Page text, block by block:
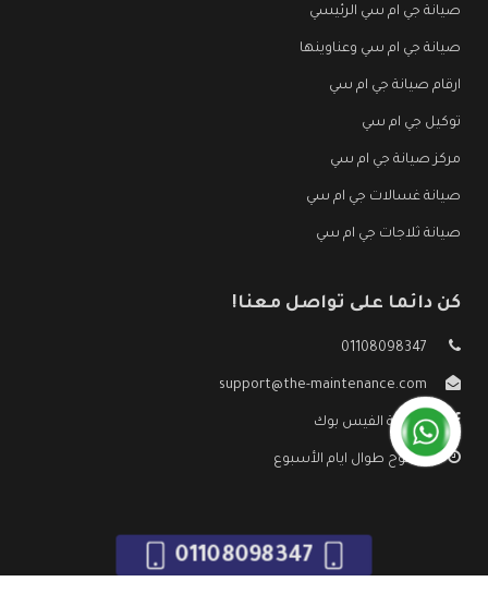
صيانة جي ام سي الرئيسي
صيانة جي ام سي وعناوينها
ارقام صيانة جي ام سي
توكيل جي ام سي
مركز صيانة جي ام سي
صيانة غسالات جي ام سي
صيانة ثلاجات جي ام سي
كن دائما على تواصل معنا!
01108098347
support@the-maintenance.com
صفحة الفيس بوك
مفتوح طوال ايام الأسبوع
01108098347